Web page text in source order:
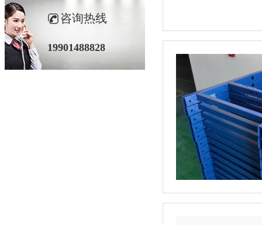
咨询热线
19901488828